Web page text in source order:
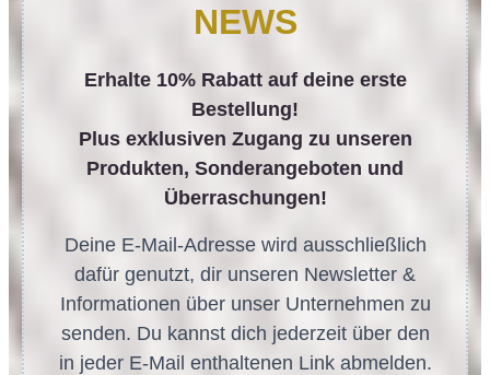
NEWS
Erhalte 10% Rabatt auf deine erste
Bestellung!
Plus exklusiven Zugang zu unseren
Produkten, Sonderangeboten und
Überraschungen!
Deine E-Mail-Adresse wird ausschließlich
dafür genutzt, dir unseren Newsletter &
Informationen über unser Unternehmen zu
senden. Du kannst dich jederzeit über den
in jeder E-Mail enthaltenen Link abmelden.